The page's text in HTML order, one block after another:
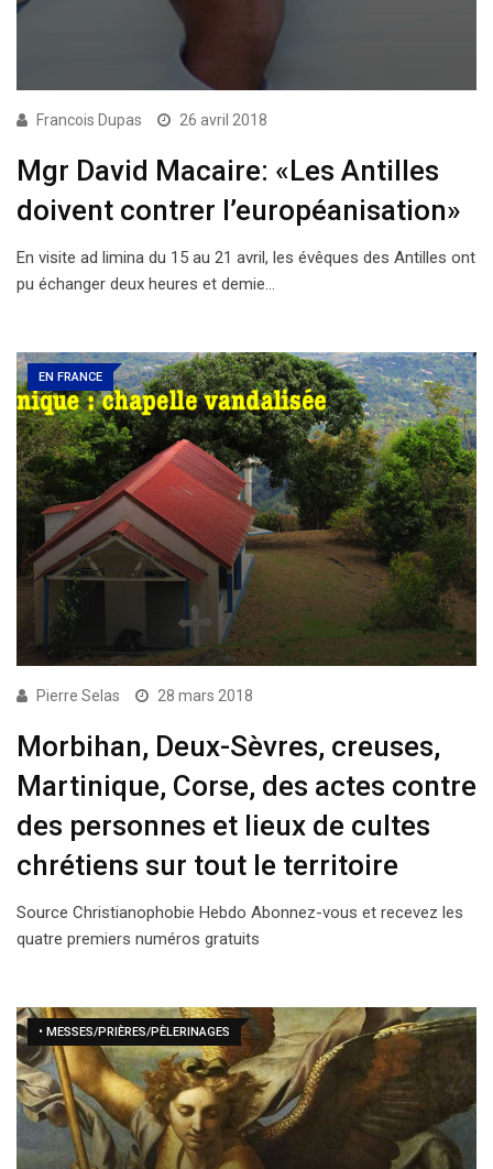
Francois Dupas 26 avril 2018
Mgr David Macaire: «Les Antilles
doivent contrer l’européanisation»
En visite ad limina du 15 au 21 avril, les évêques des Antilles ont
pu échanger deux heures et demie…
EN FRANCE
Pierre Selas 28 mars 2018
Morbihan, Deux-Sèvres, creuses,
Martinique, Corse, des actes contre
des personnes et lieux de cultes
chrétiens sur tout le territoire
Source Christianophobie Hebdo Abonnez-vous et recevez les
quatre premiers numéros gratuits
• MESSES/PRIÈRES/PÈLERINAGES